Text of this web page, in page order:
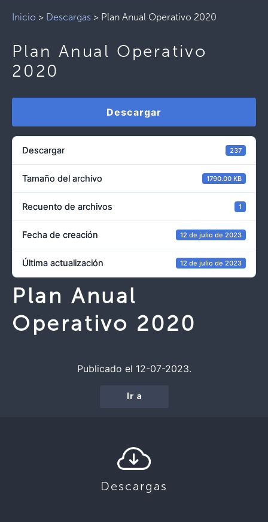
Inicio > Descargas > Plan Anual Operativo 2020
Plan Anual Operativo
2020
Descargar
Descargar 237
Tamaño del archivo 1790.00 KB
Recuento de archivos 1
Fecha de creación 12 de julio de 2023
Última actualización 12 de julio de 2023
Plan Anual
Operativo 2020
Publicado el 12-07-2023.
Ir a
Descargas